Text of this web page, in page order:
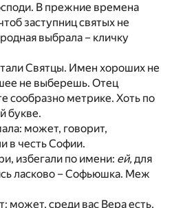
В прежние времена
заступниц святых не
выбрала – кличку
Cвятцы. Имен хороших не
не выберешь. Отец
сообразно метрике. Хоть по
букве.
может, говорит,
в честь Софии.
избегали по имени: ей, для
ласково – Софьюшка. Меж
может, среди вас Вера есть,